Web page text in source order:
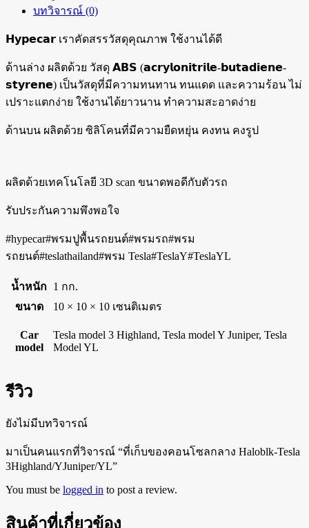
บทวิจารณ์ (0)
𝗛𝘆𝗽𝗲𝗰𝗮𝗿 เราคัดสรรวัสดุคุณภาพ ใช้งานได้ดี
ด้านล่าง ผลิตด้วย วัสดุ 𝗔𝗕𝗦 (𝗮𝗰𝗿𝘆𝗹𝗼𝗻𝗶𝘁𝗿𝗶𝗹𝗲-𝗯𝘂𝘁𝗮𝗱𝗶𝗲𝗻𝗲-
𝘀𝘁𝘆𝗿𝗲𝗻𝗲) เป็นวัสดุที่มีความทนทาน ทนแดด และความร้อน ไม่
เปราะแตกง่าย ใช้งานได้ยาวนาน ทำความสะอาดง่าย
ด้านบน ผลิตด้วย ซิลิโคนที่มีความยืดหยุ่น คงทน คงรูป
ผลิตด้วยเทคโนโลยี 3D scan ขนาดพอดีกับตัวรถ
รับประกันความพึงพอใจ
#hypecar#พรมปูพื้นรถยนต์#พรมรถ#พรม
รถยนต์#teslathailand#พรม Tesla#TeslaY#TeslaYL
น้ำหนัก 1 กก.
ขนาด
10 × 10 × 10 เซนติเมตร
Car
model
Tesla model 3 Highland, Tesla model Y Juniper, Tesla
Model YL
รีวิว
ยังไม่มีบทวิจารณ์
มาเป็นคนแรกที่วิจารณ์ “ที่เก็บของคอนโซลกลาง Haloblk-Tesla
3Highland/YJuniper/YL”
You must be logged in to post a review.
สินค้าที่เกี่ยวข้อง